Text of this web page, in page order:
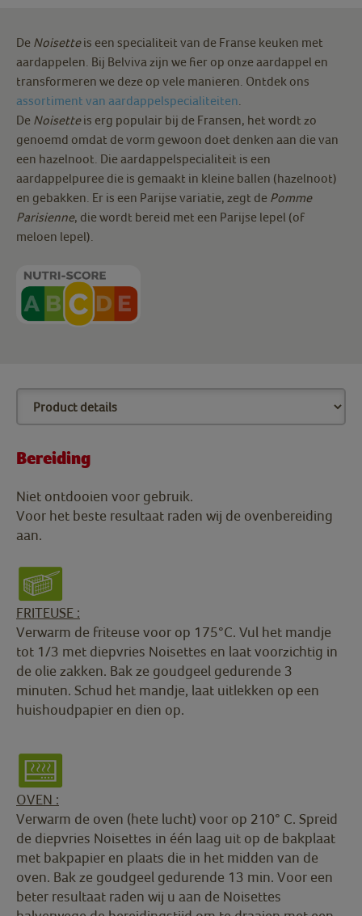
De Noisetteis een specialiteit van de Franse keuken met
aardappelen. Bij Belviva zijn we fier op onze aardappel en
transformeren we deze op vele manieren. Ontdek ons
assortiment van aardappelspecialiteiten
De Noisetteis erg populair bij de Fransen, het wordt zo
genoemd omdat de vorm gewoon doet denken aan die van
een hazelnoot. Die aardappelspecialiteit is een
aardappelpuree die is gemaakt in kleine ballen (hazelnoot)
en gebakken. Er is een Parijse variatie, zegt de Pomme
Parisienne, die wordt bereid met een Parijse lepel (of
meloen lepel).
Bereiding
Niet ontdooien voor gebruik.
Voor het beste resultaat raden wij de ovenbereiding
aan.
FRITEUSE :
Verwarm de friteuse voor op 175°C. Vul het mandje
tot 1/3 met diepvries Noisettes en laat voorzichtig in
de olie zakken. Bak ze goudgeel gedurende 3
minuten. Schud het mandje, laat uitlekken op een
huishoudpapier en dien op.
OVEN :
Verwarm de oven (hete lucht) voor op 210° C. Spreid
de diepvries Noisettes in één laag uit op de bakplaat
met bakpapier en plaats die in het midden van de
oven. Bak ze goudgeel gedurende 13 min. Voor een
beter resultaat raden wij u aan de Noisettes